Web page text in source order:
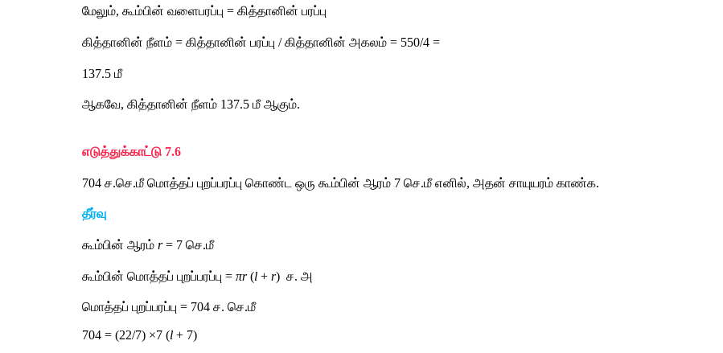
மேலும், கூம்பின் வளைபரப்பு = கித்தானின் பரப்பு
கித்தானின் நீளம் = கித்தானின் பரப்பு / கித்தானின் அகலம் = 550/4 =
137.5 மீ
ஆகவே, கித்தானின் நீளம் 137.5 மீ ஆகும்.
எடுத்துக்காட்டு 7.6
704 ச.செ.மீ மொத்தப் புறப்பரப்பு கொண்ட ஒரு கூம்பின் ஆரம் 7 செ.மீ எனில், அதன் சாயுயரம் காண்க.
தீர்வு
கூம்பின் ஆரம் r = 7 செ.மீ
கூம்பின் மொத்தப் புறப்பரப்பு = πr (l + r) ச. அ
மொத்தப் புறப்பரப்பு = 704 ச. செ.மீ
704 = (22/7) ×7 (l + 7)